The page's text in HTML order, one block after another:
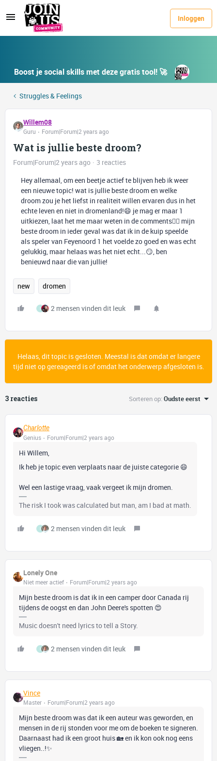
Inloggen
Boost je social skills met deze gratis tool! 🚀
Struggles & Feelings
Willem08
Guru Forum|Forum|2 years ago
Wat is jullie beste droom?
Forum|Forum|2 years ago
3 reacties
Hey allemaal, om een beetje actief te blijven heb ik weer
een nieuwe topic! wat is jullie beste droom en welke
droom zou je het liefst in realiteit willen ervaren dus in het
echte leven en niet in dromenland!😄 je mag er maar 1
uitkiezen, laat het me maar weten in de comments👇🏽 mijn
beste droom in ieder geval was dat ik in de kuip speelde
als speler van Feyenoord 1 het voelde zo goed en was echt
gelukkig, maar helaas was het niet echt...😏, ben
benieuwd naar die van jullie!
new dromen
I 2 mensen vinden dit leuk
Helaas, dit topic is gesloten. Meestal is dat omdat er langere
tijd niet op gereageerd is of omdat het onderwerp afgesloten is.
3 reacties Sorteren op:Oudste eerst
Charlotte
Genius
Forum|Forum|2 years ago
Hi Willem,
Ik heb je topic even verplaats naar de juiste categorie 😄
Wel een lastige vraag, vaak vergeet ik mijn dromen.
The risk I took was calculated but man, am I bad at math.
I 2 mensen vinden dit leuk
Lonely One
Niet meer actief Forum|Forum|2 years ago
Mijn beste droom is dat ik in een camper door Canada rij
tijdens de oogst en dan John Deere's spotten 😍
Music doesn't need lyrics to tell a Story.
I 2 mensen vinden dit leuk
Vince
Master Forum|Forum|2 years ago
Mijn beste droom was dat ik een auteur was geworden, en
mensen in de rij stonden voor me om de boeken te signeren.
Daarnaast had ik een groot huis 🏡 en ik kon ook nog eens
vliegen..!✨